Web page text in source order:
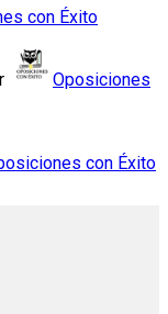
con Éxito
Oposiciones
con Éxito